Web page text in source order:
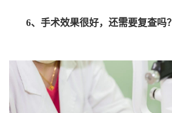
6、手术效果很好，还需要复查吗？